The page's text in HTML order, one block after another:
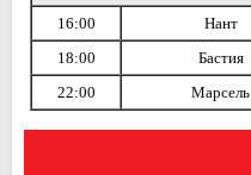
16:00
Нант
18:00
Бастия
22:00
Марсель